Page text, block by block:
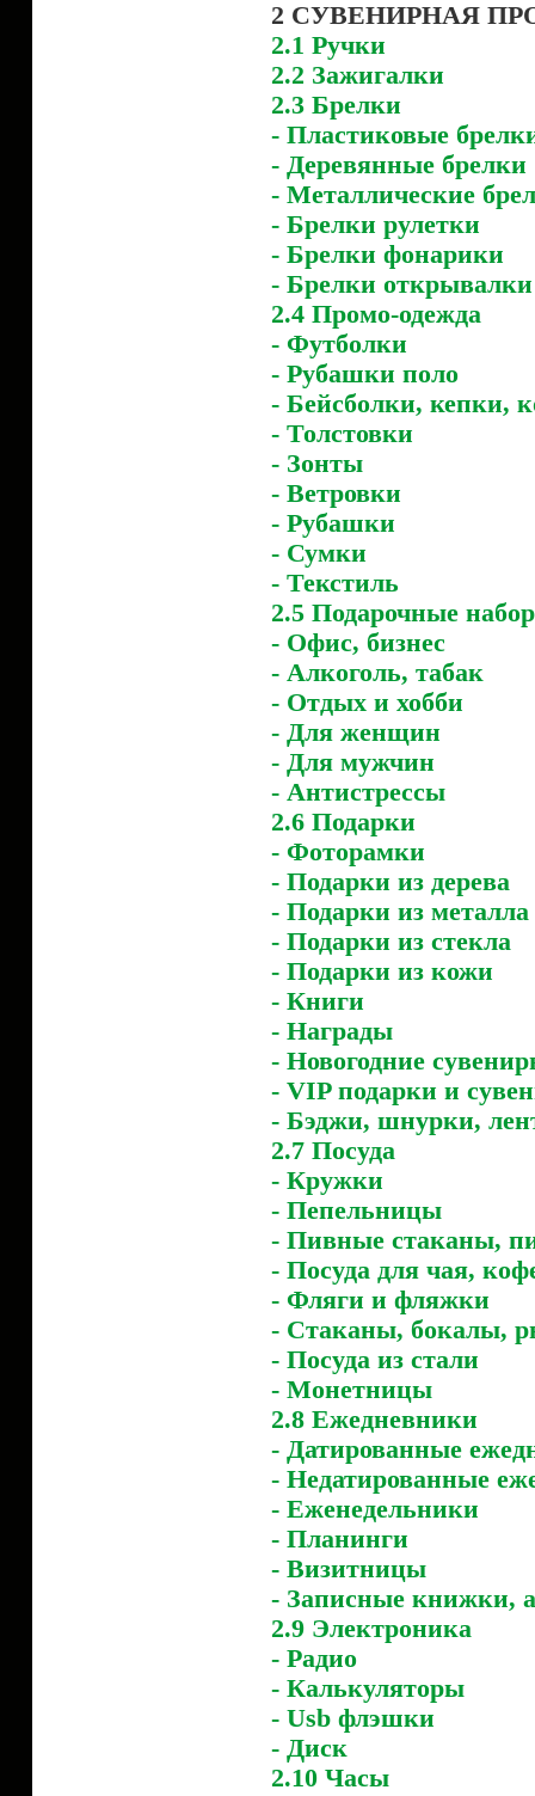
2 СУВЕНИРНАЯ
2.1 Ручки
2.2 Зажигалки
2.3 Брелки
- Пластиковые
- Деревянные брелки
- Металлические
- Брелки рулетки
- Брелки фонарики
- Брелки открывалки
2.4 Промо-одежда
- Футболки
- Рубашки поло
- Бейсболки, кепки,
- Толстовки
- Зонты
- Ветровки
- Рубашки
- Сумки
- Текстиль
2.5 Подарочные
- Офис, бизнес
- Алкоголь, табак
- Отдых и хобби
- Для женщин
- Для мужчин
- Антистрессы
2.6 Подарки
- Фоторамки
- Подарки из дерева
- Подарки из металла
- Подарки из стекла
- Подарки из кожи
- Книги
- Награды
- Новогодние
- VIP подарки и
- Бэджи, шнурки,
2.7 Посуда
- Кружки
- Пепельницы
- Пивные стаканы,
- Посуда для чая,
- Фляги и фляжки
- Стаканы, бокалы,
- Посуда из стали
- Монетницы
2.8 Ежедневники
- Датированные
- Недатированные
- Еженедельники
- Планинги
- Визитницы
- Записные книжки,
2.9 Электроника
- Радио
- Калькуляторы
- Usb флэшки
- Диск
2.10 Часы